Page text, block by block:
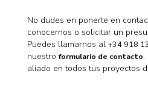
No dudes en ponerte en
conocernos o solicitar un
Puedes llamarnos al +34 918
nuestroformulario de contacto.
aliado en todos tus proyectos